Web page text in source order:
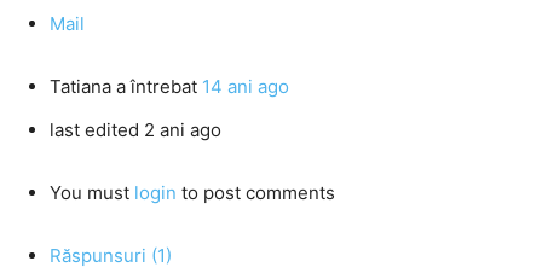
Mail
Tatiana a întrebat 14 ani ago
last edited 2 ani ago
You must login to post comments
Răspunsuri (1)